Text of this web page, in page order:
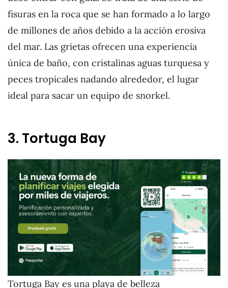
fisuras en la roca que se han formado a lo largo
de millones de años debido a la acción erosiva
del mar. Las grietas ofrecen una experiencia
única de baño, con cristalinas aguas turquesa y
peces tropicales nadando alrededor, el lugar
ideal para sacar un equipo de snorkel.
3. Tortuga Bay
Tortuga Bay es una playa de belleza